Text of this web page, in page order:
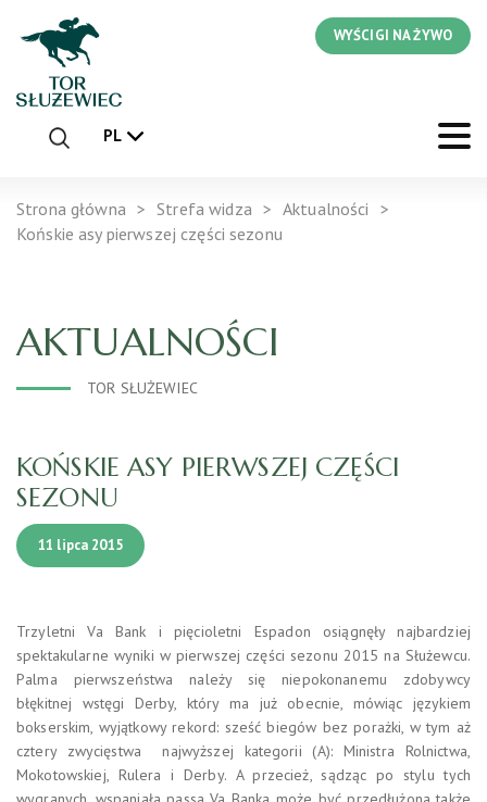
WYŚCIGI NA ŻYWO
PL
Strona główna Strefa widza
Aktualności
Końskie asy pierwszej części sezonu
AKTUALNOŚCI
TOR SŁUŻEWIEC
KOŃSKIE ASY PIERWSZEJ CZĘŚCI
SEZONU
11 lipca 2015
Trzyletni Va Bank i pięcioletni Espadon osiągnęły najbardziej
spektakularne wyniki w pierwszej części sezonu 2015 na Służewcu.
Palma pierwszeństwa należy się niepokonanemu zdobywcy
błękitnej wstęgi Derby, który ma już obecnie, mówiąc językiem
bokserskim, wyjątkowy rekord: sześć biegów bez porażki, w tym aż
cztery zwycięstwa najwyższej kategorii (A): Ministra Rolnictwa,
Mokotowskiej, Rulera i Derby. A przecież, sądząc po stylu tych